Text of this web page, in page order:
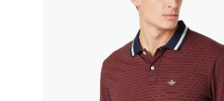
pantolon
gömlek
şort